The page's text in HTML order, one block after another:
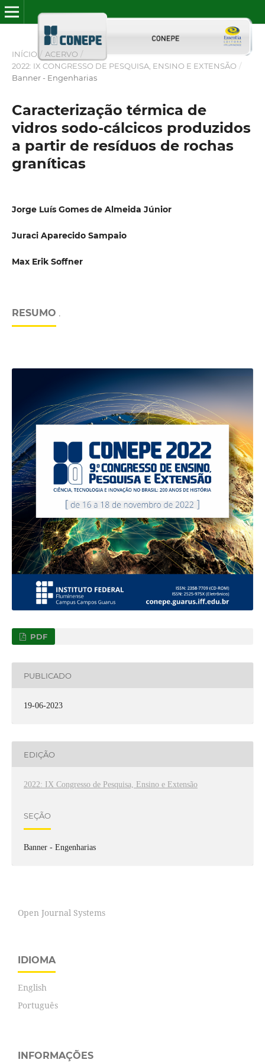
INÍCIO / ACERVO /
2022: IX CONGRESSO DE PESQUISA, ENSINO E EXTENSÃO /
Banner - Engenharias
Caracterização térmica de
vidros sodo-cálcicos produzidos
a partir de resíduos de rochas
graníticas
Jorge Luís Gomes de Almeida Júnior
Juraci Aparecido Sampaio
Max Erik Soffner
RESUMO .
PDF
PUBLICADO
19-06-2023
EDIÇÃO
2022: IX Congresso de Pesquisa, Ensino e Extensão
SEÇÃO
Banner - Engenharias
Open Journal Systems
IDIOMA
English
Português
INFORMAÇÕES